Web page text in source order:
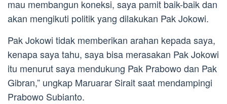
mau membangun koneksi, saya pamit baik-baik dan
akan mengikuti politik yang dilakukan Pak Jokowi.
Pak Jokowi tidak memberikan arahan kepada saya,
kenapa saya tahu, saya bisa merasakan Pak Jokowi
itu menurut saya mendukung Pak Prabowo dan Pak
Gibran,” ungkap Maruarar Sirait saat mendampingi
Prabowo Subianto.